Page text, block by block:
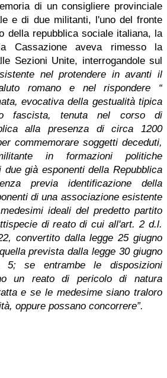
di un consigliere provinciale
e di due militanti, l'uno del fronte
della repubblica sociale italiana, la
Cassazione aveva rimesso la
Sezioni Unite, interrogandole sul
nel protendere in avanti il
romano e nel rispondere “
evocativa della gestualità tipica
fascista, tenuta nel corso di
alla presenza di circa 1200
commemorare soggetti deceduti,
in formazioni politiche
già esponenti della Repubblica
previa identificazione della
di una associazione esistente
ideali del predetto partito
di reato di cui all'art. 2 d.l.
convertito dalla legge 25 giugno
prevista dalla legge 30 giugno
se entrambe le disposizioni
un reato di pericolo di natura
e se le medesime siano traloro
oppure possano concorrere”.